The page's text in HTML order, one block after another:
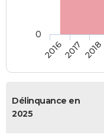
20162017 2018
0
Délinquance en
2025